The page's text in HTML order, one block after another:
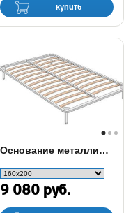
купить
Основание металлическое AS
9 080 руб.